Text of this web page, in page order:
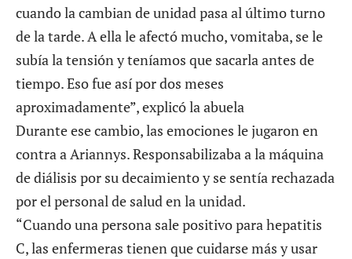
cuando la cambian de unidad pasa al último turno
de la tarde. A ella le afectó mucho, vomitaba, se le
subía la tensión y teníamos que sacarla antes de
tiempo. Eso fue así por dos meses
aproximadamente”, explicó la abuela
Durante ese cambio, las emociones le jugaron en
contra a Ariannys. Responsabilizaba a la máquina
de diálisis por su decaimiento y se sentía rechazada
por el personal de salud en la unidad.
“Cuando una persona sale positivo para hepatitis
C, las enfermeras tienen que cuidarse más y usar